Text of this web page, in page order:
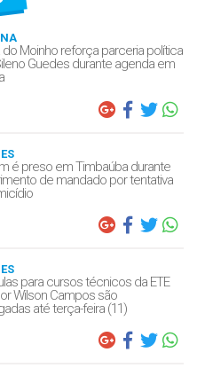
do Moinho reforça parceria política
Guedes durante agenda em
é preso em Timbaúba durante
de mandado por tentativa
para cursos técnicos da ETE
Wilson Campos são
até terça-feira (11)